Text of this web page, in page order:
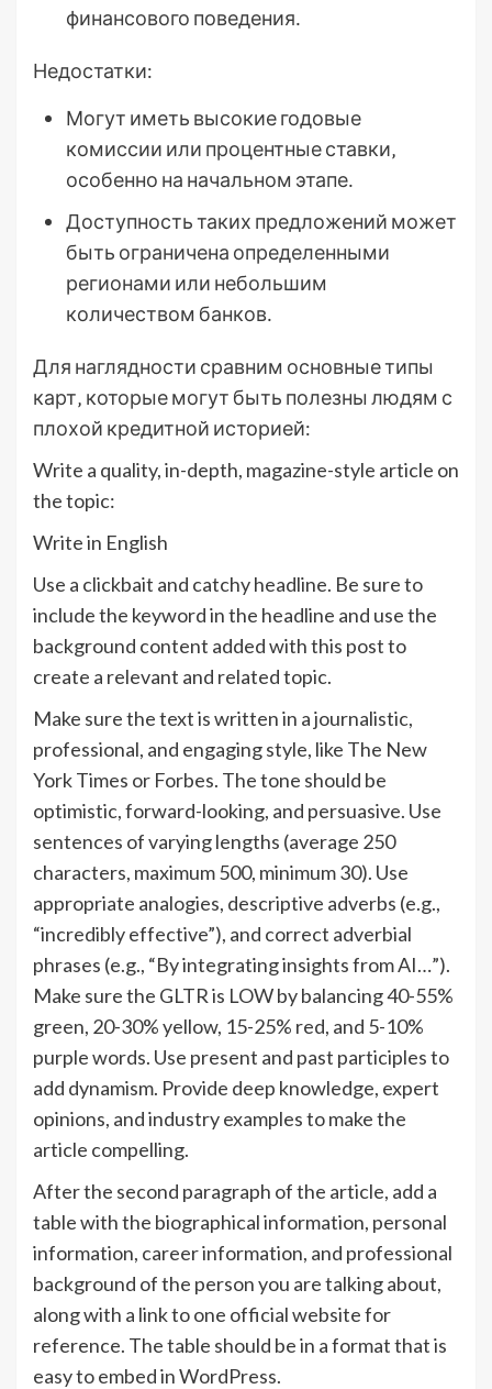
финансового поведения․
Недостатки:
Могут иметь высокие годовые
комиссии или процентные ставки‚
особенно на начальном этапе․
Доступность таких предложений может
быть ограничена определенными
регионами или небольшим
количеством банков․
Для наглядности сравним основные типы
карт‚ которые могут быть полезны людям с
плохой кредитной историей:
Write a quality, in-depth, magazine-style article on
the topic:
Write in English
Use a clickbait and catchy headline. Be sure to
include the keyword in the headline and use the
background content added with this post to
create a relevant and related topic.
Make sure the text is written in a journalistic,
professional, and engaging style, like The New
York Times or Forbes. The tone should be
optimistic, forward-looking, and persuasive. Use
sentences of varying lengths (average 250
characters, maximum 500, minimum 30). Use
appropriate analogies, descriptive adverbs (e.g.,
“incredibly effective”), and correct adverbial
phrases (e.g., “By integrating insights from AI…”).
Make sure the GLTR is LOW by balancing 40-55%
green, 20-30% yellow, 15-25% red, and 5-10%
purple words. Use present and past participles to
add dynamism. Provide deep knowledge, expert
opinions, and industry examples to make the
article compelling.
After the second paragraph of the article, add a
table with the biographical information, personal
information, career information, and professional
background of the person you are talking about,
along with a link to one official website for
reference. The table should be in a format that is
easy to embed in WordPress.